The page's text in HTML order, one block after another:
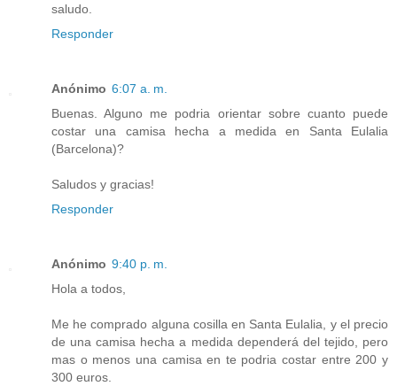
saludo.
Responder
Anónimo 6:07 a. m.
Buenas. Alguno me podria orientar sobre cuanto puede
costar una camisa hecha a medida en Santa Eulalia
(Barcelona)?
Saludos y gracias!
Responder
Anónimo 9:40 p. m.
Hola a todos,
Me he comprado alguna cosilla en Santa Eulalia, y el precio
de una camisa hecha a medida dependerá del tejido, pero
mas o menos una camisa en te podria costar entre 200 y
300 euros.